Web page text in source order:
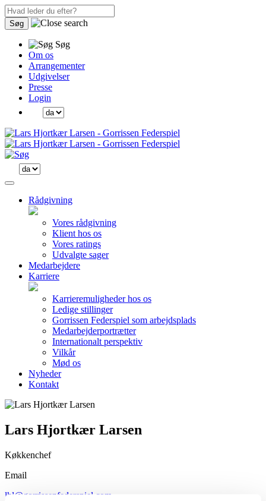
Søg
Søg
Om os
Arrangementer
Udgivelser
Presse
Login
Rådgivning
Vores rådgivning
Klient hos os
Vores ratings
Udvalgte sager
Medarbejdere
Karriere
Karrieremuligheder hos os
Ledige stillinger
Gorrissen Federspiel som arbejdsplads
Medarbejderportrætter
Internationalt perspektiv
Vilkår
Mød os
Nyheder
Kontakt
Lars Hjortkær Larsen
Køkkenchef
Email
lhl@gorrissenfederspiel.com